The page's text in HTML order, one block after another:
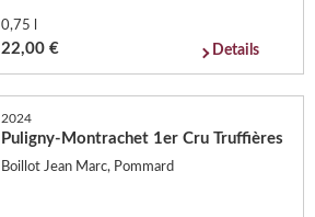
0,75 l
22,00 € Details
2024
Puligny-Montrachet 1er Cru Truffières
Boillot Jean Marc, Pommard